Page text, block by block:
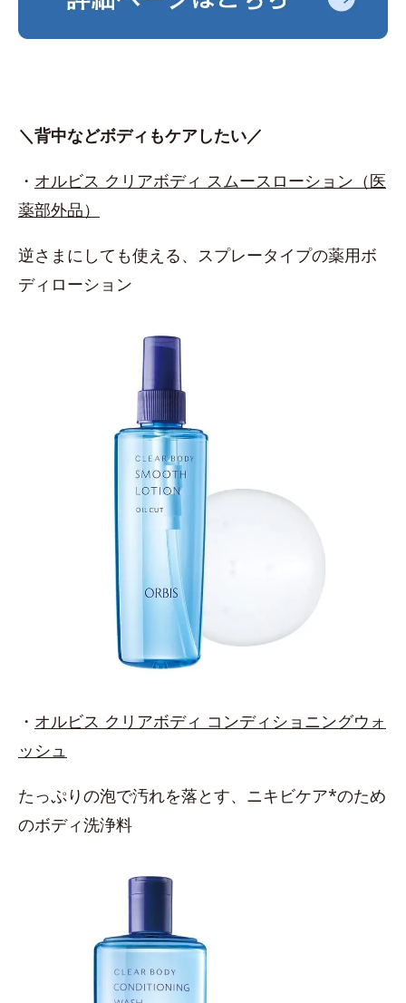
＼背中などボディもケアしたい／
・ オルビス クリアボディ スムースローション（医
薬部外品）
逆さまにしても使える、スプレータイプの薬用ボ
ディローション
・ オルビス クリアボディ コンディショニングウォ
ッシュ
たっぷりの泡で汚れを落とす、ニキビケア*のため
のボディ洗浄料